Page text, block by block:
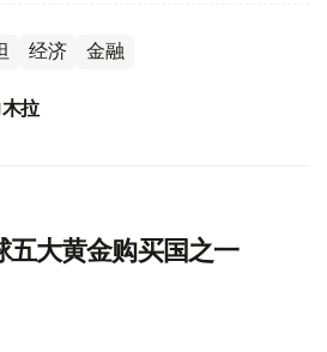
经济 金融
拉
五大黄金购买国之一